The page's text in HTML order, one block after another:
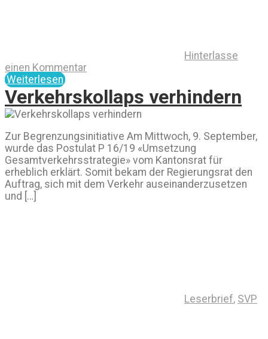
Hinterlasse
einen Kommentar
Weiterlesen
Verkehrskollaps verhindern
Zur Begrenzungsinitiative Am Mittwoch, 9. September,
wurde das Postulat P 16/19 «Umsetzung
Gesamtverkehrsstrategie» vom Kantonsrat für
erheblich erklärt. Somit bekam der Regierungsrat den
Auftrag, sich mit dem Verkehr auseinanderzusetzen
und […]
Leserbrief, SVP